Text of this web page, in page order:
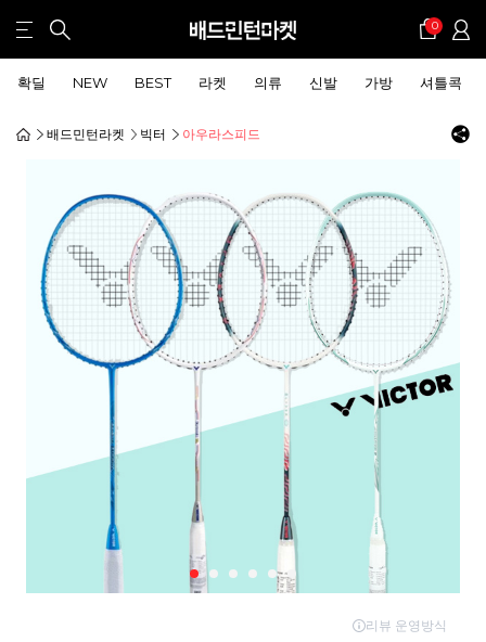
0
확딜 NEW BEST 라켓 의류 신발 가방 셔틀콕
배드민턴라켓 빅터 아우라스피드